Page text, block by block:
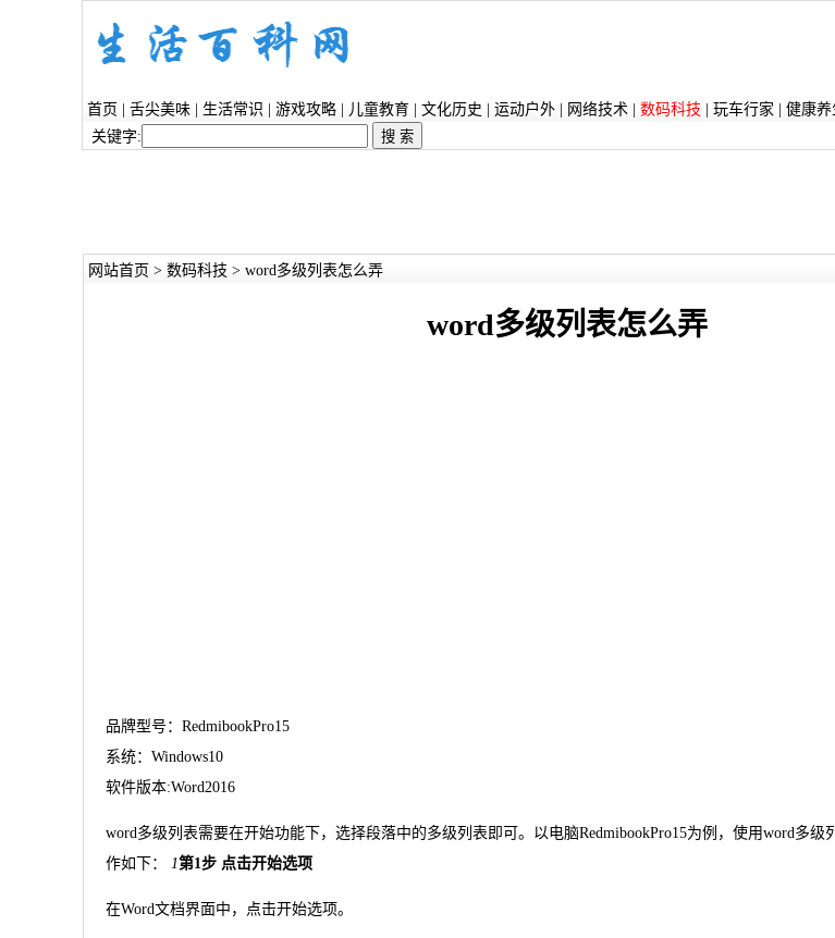
首页 舌尖美味| 生活常识 游戏攻略| 儿童教育| 文化历史 运动户外| 网络技术| 数码科技 玩车行家 健康养
关键字:
网站首页 > 数码科技 > word多级列表怎么弄
word多级列表怎么弄
品牌型号：RedmibookPro15
系统：Windows10
软件版本:Word2016
word多级列表需要在开始功能下，选择段落中的多级列表即可。以电脑RedmibookPro15为例，使用word多级
作如下：
1第1步 点击开始选项
在Word文档界面中，点击开始选项。